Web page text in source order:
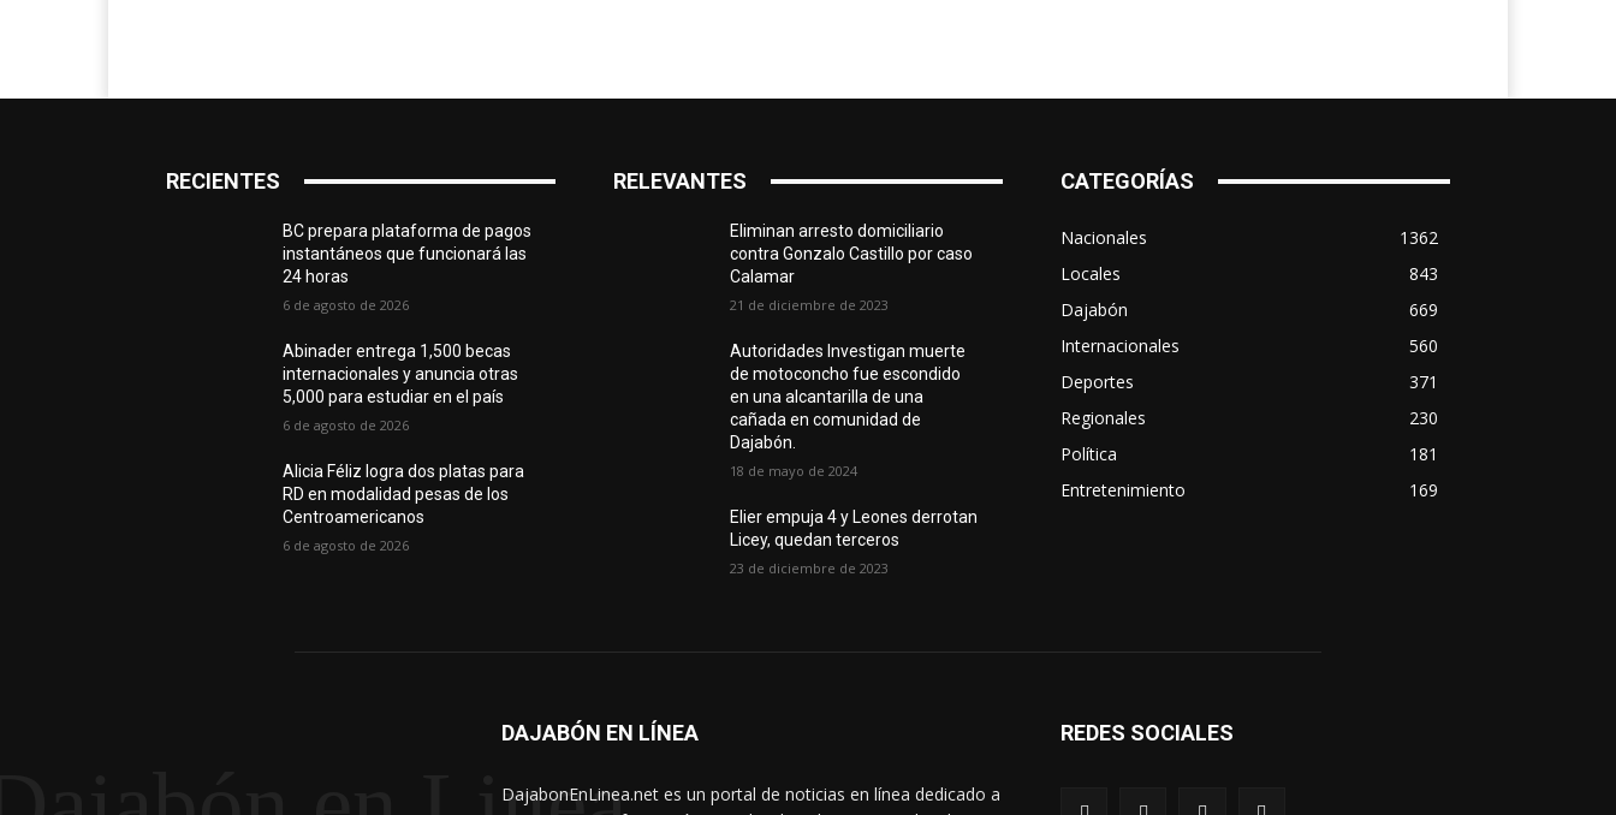
RECIENTES
BC prepara plataforma de pagos
instantáneos que funcionará las
24 horas
6 de agosto de 2026
Abinader entrega 1,500 becas
internacionales y anuncia otras
5,000 para estudiar en el país
6 de agosto de 2026
Alicia Féliz logra dos platas para
RD en modalidad pesas de los
Centroamericanos
6 de agosto de 2026
RELEVANTES
Eliminan arresto domiciliario
contra Gonzalo Castillo por caso
Calamar
21 de diciembre de 2023
Autoridades Investigan muerte
de motoconcho fue escondido
en una alcantarilla de una
cañada en comunidad de
Dajabón.
18 de mayo de 2024
Elier empuja 4 y Leones derrotan
Licey, quedan terceros
23 de diciembre de 2023
CATEGORÍAS
Nacionales
1362
Locales
843
Dajabón
669
Internacionales
560
Deportes
371
Regionales
230
Política
181
Entretenimiento
169
DAJABÓN EN LÍNEA
DajabonEnLinea.net es un portal de noticias en línea dedicado a
REDES SOCIALES